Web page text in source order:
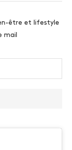
être et lifestyle
mail